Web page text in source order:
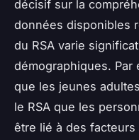
décisif sur la
données disponibles
du RSA varie
démographiques. Par
que les jeunes
le RSA que les
être lié à des facteurs